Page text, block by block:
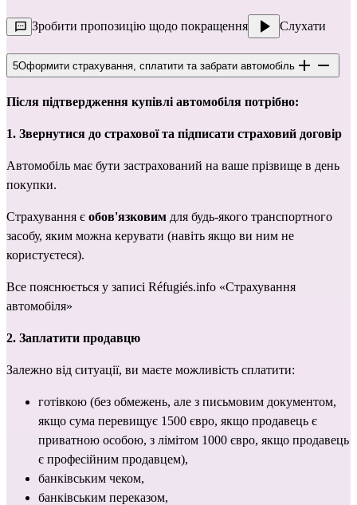
Зробити пропозицію щодо покращення Слухати
5Оформити страхування, сплатити та забрати автомобіль
Після підтвердження купівлі автомобіля потрібно:
1. Звернутися до страхової та підписати страховий договір
Автомобіль має бути застрахований на ваше прізвище в день
покупки.
Страхування є обов'язковим для будь-якого транспортного
засобу, яким можна керувати (навіть якщо ви ним не
користуєтеся).
Все пояснюється у записі Réfugiés.info «Страхування
автомобіля»
2. Заплатити продавцю
Залежно від ситуації, ви маєте можливість сплатити:
готівкою (без обмежень, але з письмовим документом,
якщо сума перевищує 1500 євро, якщо продавець є
приватною особою, з лімітом 1000 євро, якщо продавець
є професійним продавцем),
банківським чеком,
банківським переказом,